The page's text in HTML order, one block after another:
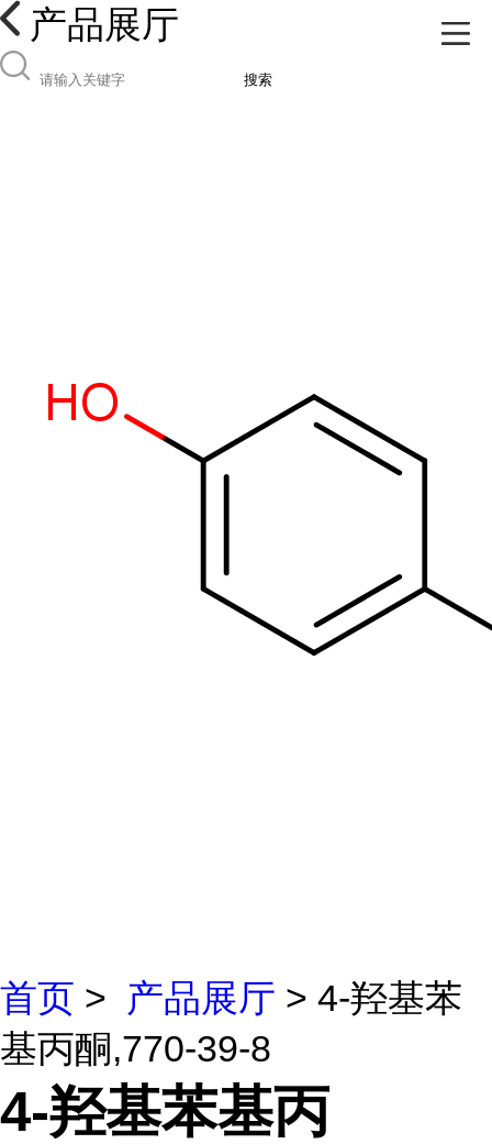
产品展厅
搜索
首页 > 产品展厅 > 4-羟基苯
基丙酮,770-39-8
4-羟基苯基丙